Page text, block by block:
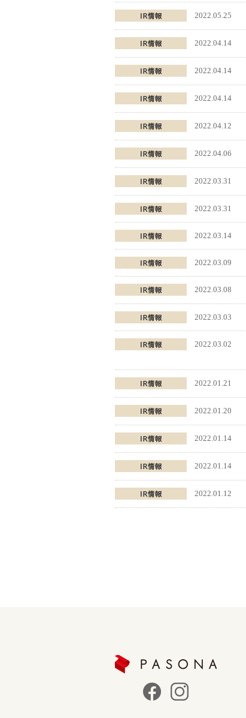
2022.05.25
2022.04.14
2022.04.14
2022.04.14
2022.04.12
2022.04.06
2022.03.31
2022.03.31
2022.03.14
2022.03.09
2022.03.08
2022.03.03
2022.03.02
2022.01.21
2022.01.20
2022.01.14
2022.01.14
2022.01.12